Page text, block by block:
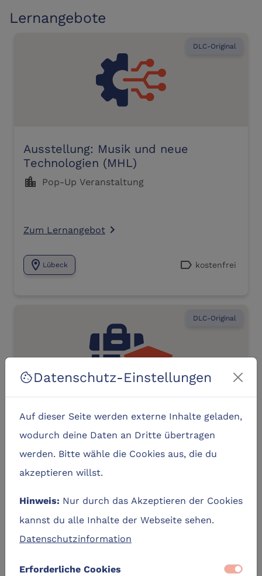
cookieDatenschutz-Einstellungen
Auf dieser Seite werden externe Inhalte geladen,
wodurch deine Daten an Dritte übertragen
werden. Bitte wähle die Cookies aus, die du
akzeptieren willst.
Hinweis: Nur durch das Akzeptieren der Cookies
kannst du alle Inhalte der Webseite sehen.
Datenschutzinformation
Erforderliche Cookies
Lernangebote
DLC-Original
Ausstellung: Musik und neue
Technologien (MHL)
location_city Pop-Up Veranstaltung
Zum Lernangebot navigate_next
location_on Lübeck label kostenfrei
DLC-Original
Gefangen in der Zeit: Rettet die
Professorin mit Mathematik!
location_city Pop-Up Veranstaltung
Zum Lernangebotnavigate_next
location_onLübeck